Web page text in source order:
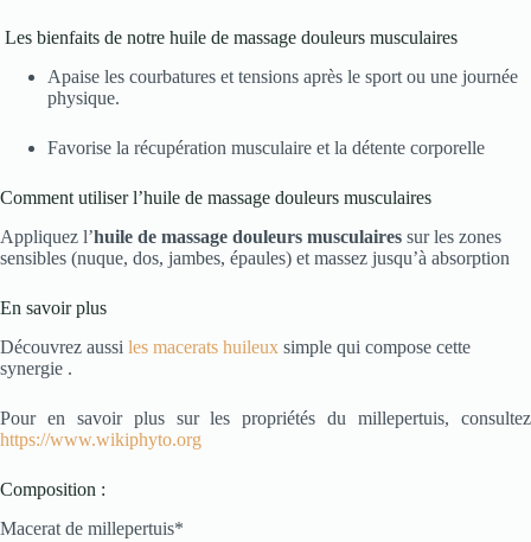
Les bienfaits de notre huile de massage douleurs musculaires
Apaise les courbatures et tensions après le sport ou une journée
physique.
Favorise la récupération musculaire et la détente corporelle
Comment utiliser l’huile de massage douleurs musculaires
Appliquez l’huile de massage douleurs musculaires sur les zones
sensibles (nuque, dos, jambes, épaules) et massez jusqu’à absorption
En savoir plus
Découvrez aussi les macerats huileux simple qui compose cette
synergie .
Pour en savoir plus sur les propriétés du millepertuis, consultez
https://www.wikiphyto.org
Composition :
Macerat de millepertuis*